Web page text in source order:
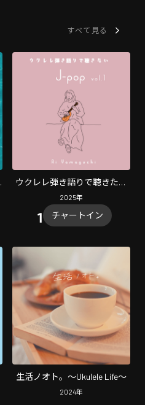
すべて見る
ウクレレ弾き語りで聴きたい
J-pop vol.1
2025年
チャートイン
生活ノオト。〜Ukulele Life〜
2024年